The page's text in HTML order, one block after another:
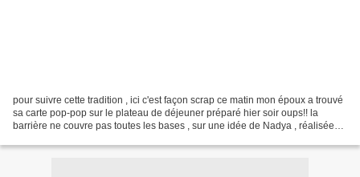
pour suivre cette tradition , ici c'est façon scrap ce matin mon époux a trouvé
sa carte pop-pop sur le plateau de déjeuner préparé hier soir oups!! la
barrière ne couvre pas toutes les bases , sur une idée de Nadya , réalisée